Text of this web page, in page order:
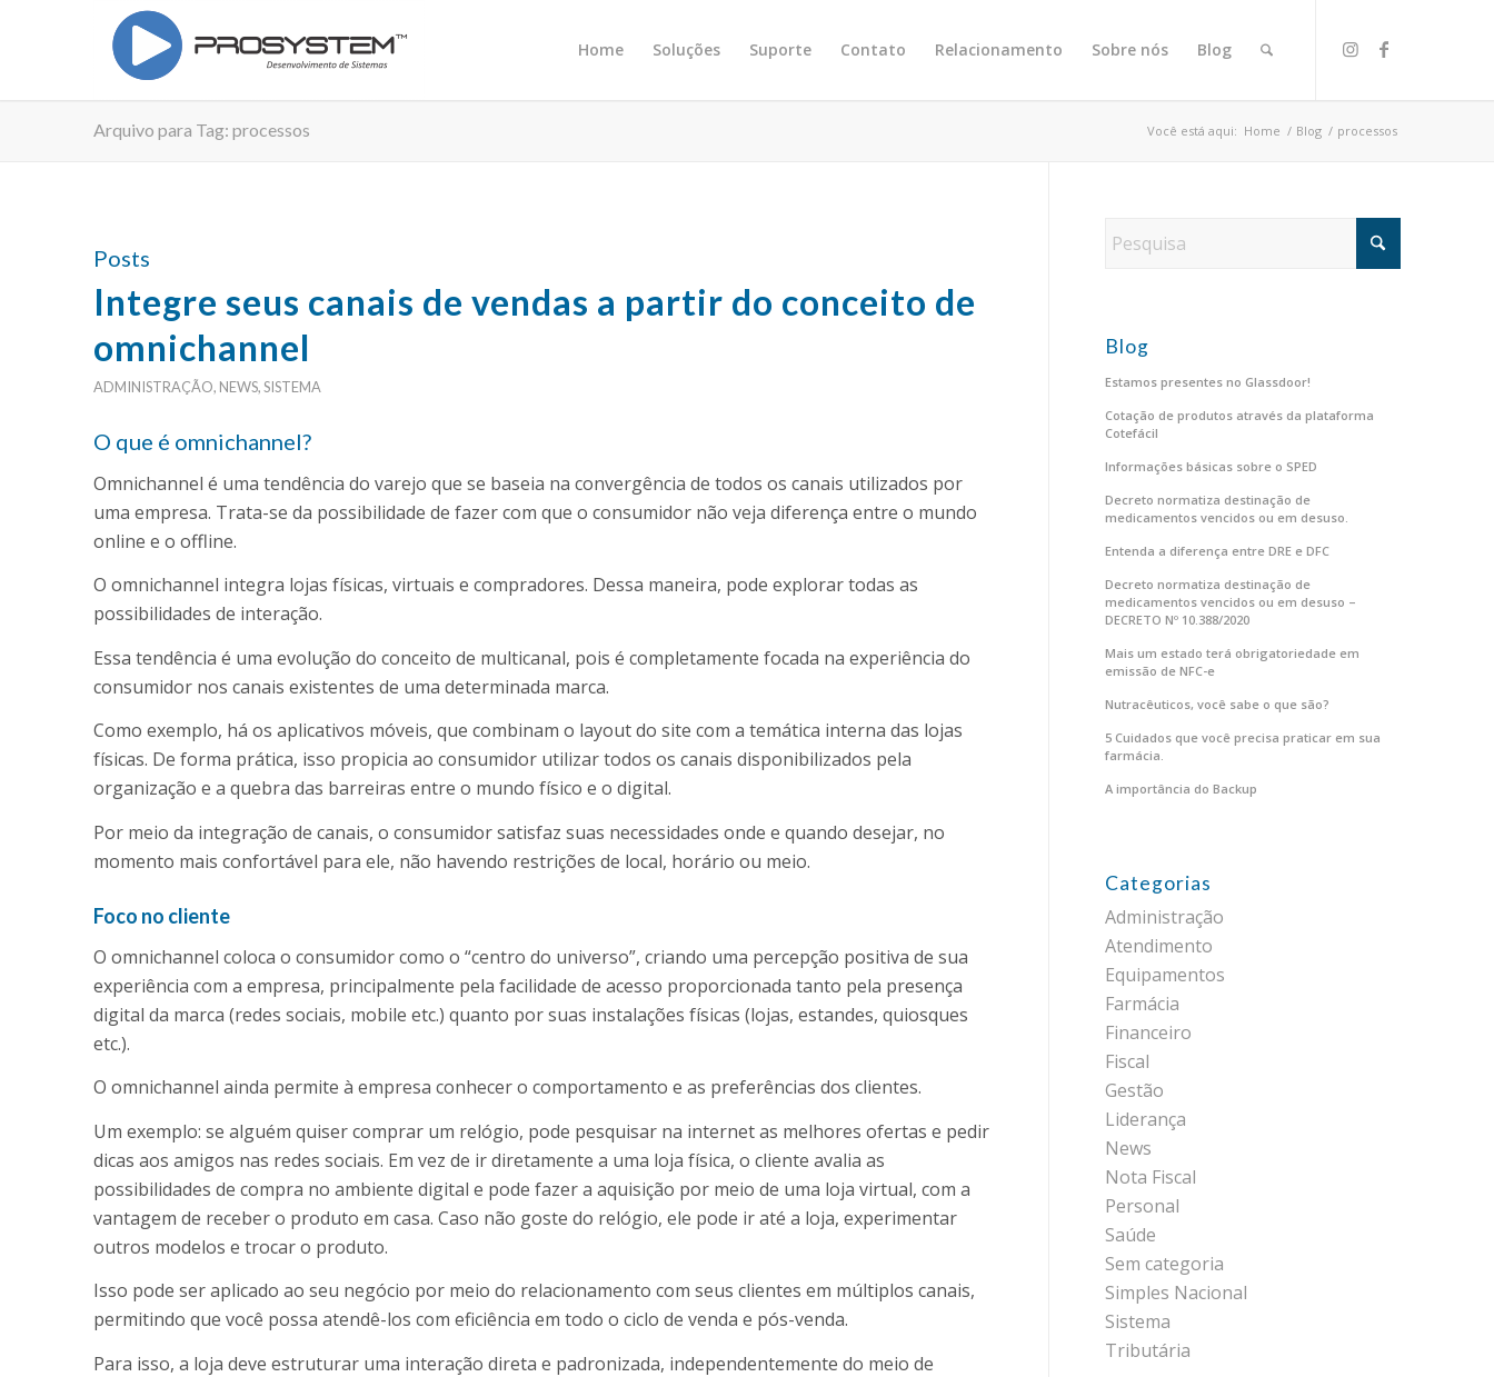
Home Soluções Suporte Contato Relacionamento Sobre nós Blog
Arquivo para Tag: processos Você está aqui: Home / Blog / processos
Posts
Integre seus canais de vendas a partir do conceito de
omnichannel
ADMINISTRAÇÃO, NEWS,SISTEMA
O que é omnichannel?
Omnichannel é uma tendência do varejo que se baseia na convergência de todos os canais utilizados por
uma empresa. Trata-se da possibilidade de fazer com que o consumidor não veja diferença entre o mundo
online e o offline.
O omnichannel integra lojas físicas, virtuais e compradores. Dessa maneira, pode explorar todas as
possibilidades de interação.
Essa tendência é uma evolução do conceito de multicanal, pois é completamente focada na experiência do
consumidor nos canais existentes de uma determinada marca.
Como exemplo, há os aplicativos móveis, que combinam o layout do site com a temática interna das lojas
físicas. De forma prática, isso propicia ao consumidor utilizar todos os canais disponibilizados pela
organização e a quebra das barreiras entre o mundo físico e o digital.
Por meio da integração de canais, o consumidor satisfaz suas necessidades onde e quando desejar, no
momento mais confortável para ele, não havendo restrições de local, horário ou meio.
Foco no cliente
O omnichannel coloca o consumidor como o “centro do universo”, criando uma percepção positiva de sua
experiência com a empresa, principalmente pela facilidade de acesso proporcionada tanto pela presença
digital da marca (redes sociais, mobile etc.) quanto por suas instalações físicas (lojas, estandes, quiosques
etc.).
O omnichannel ainda permite à empresa conhecer o comportamento e as preferências dos clientes.
Um exemplo: se alguém quiser comprar um relógio, pode pesquisar na internet as melhores ofertas e pedir
dicas aos amigos nas redes sociais. Em vez de ir diretamente a uma loja física, o cliente avalia as
possibilidades de compra no ambiente digital e pode fazer a aquisição por meio de uma loja virtual, com a
vantagem de receber o produto em casa. Caso não goste do relógio, ele pode ir até a loja, experimentar
outros modelos e trocar o produto.
Isso pode ser aplicado ao seu negócio por meio do relacionamento com seus clientes em múltiplos canais,
permitindo que você possa atendê-los com eficiência em todo o ciclo de venda e pós-venda.
Para isso, a loja deve estruturar uma interação direta e padronizada, independentemente do meio de
Blog
Estamos presentes no Glassdoor!
Cotação de produtos através da plataforma
Cotefácil
Informações básicas sobre o SPED
Decreto normatiza destinação de
medicamentos vencidos ou em desuso.
Entenda a diferença entre DRE e DFC
Decreto normatiza destinação de
medicamentos vencidos ou em desuso –
DECRETO Nº 10.388/2020
Mais um estado terá obrigatoriedade em
emissão de NFC-e
Nutracêuticos, você sabe o que são?
5 Cuidados que você precisa praticar em sua
farmácia.
A importância do Backup
Categorias
Administração
Atendimento
Equipamentos
Farmácia
Financeiro
Fiscal
Gestão
Liderança
News
Nota Fiscal
Personal
Saúde
Sem categoria
Simples Nacional
Sistema
Tributária